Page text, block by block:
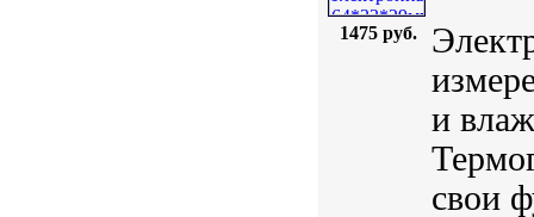
1475 руб.
и
свои